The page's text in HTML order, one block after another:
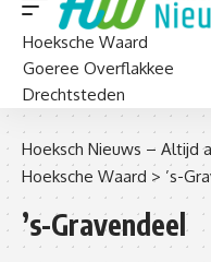
Hoeksche Waard
Goeree Overflakkee
Drechtsteden
Hoeksch Nieuws – Altijd
Hoeksche Waard > ’s-
’s-Gravendeel